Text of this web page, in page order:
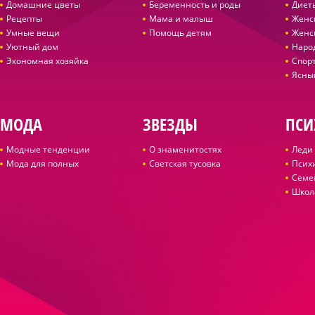
Домашние цветы
Рецепты
Умные вещи
Уютный дом
Экономная хозяйка
Беременность и роды
Мама и малыш
Помощь детям
МОДА
Модные тенденции
Мода для полных
ЗВЕЗДЫ
О знаменитостях
Светская тусовка
Леди